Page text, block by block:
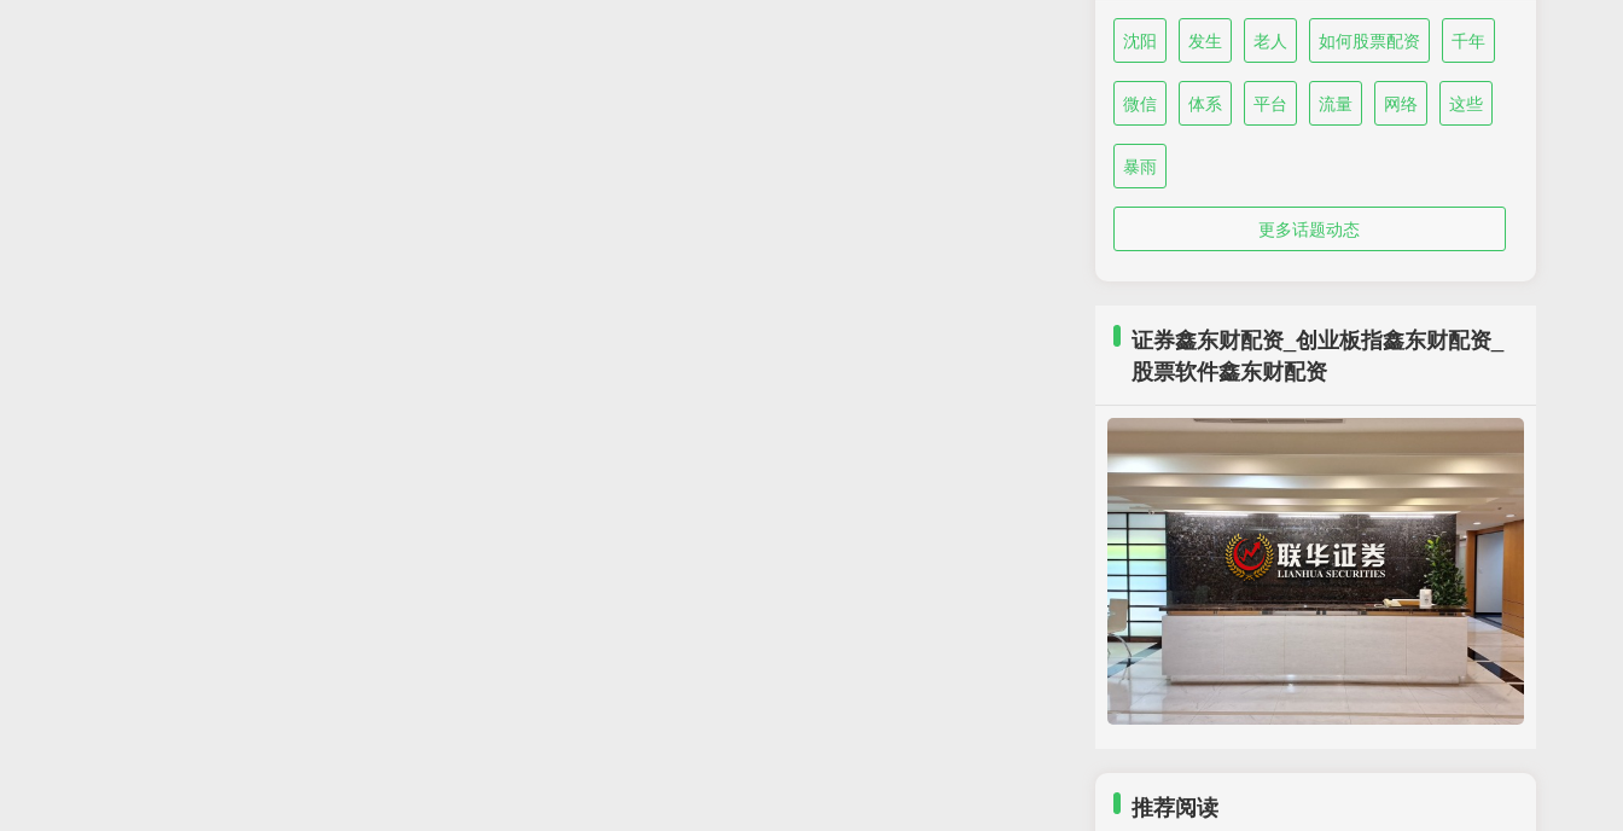
沈阳 发生 老人 如何股票配资 千年
微信 体系 平台 流量 网络 这些
暴雨
更多话题动态
证券鑫东财配资_创业板指鑫东财配资_
股票软件鑫东财配资
推荐阅读